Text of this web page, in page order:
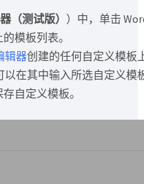
（测试版） ）中，单击
模板列表。
辑器创建的任何自定义模板
在其中输入所选自定义
自定义模板。